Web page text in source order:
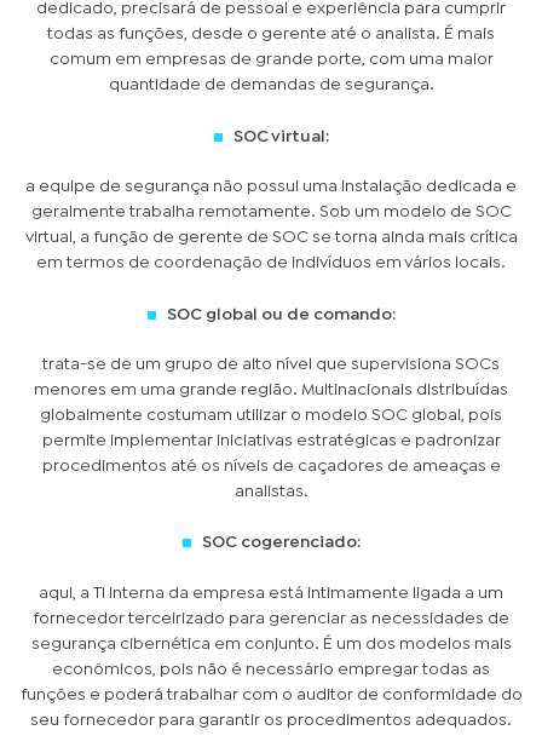
dedicado, precisará de pessoal e experiência para cumprir
todas as funções, desde o gerente até o analista. É mais
comum em empresas de grande porte, com uma maior
quantidade de demandas de segurança.
SOC virtual:
a equipe de segurança não possui uma instalação dedicada e
geralmente trabalha remotamente. Sob um modelo de SOC
virtual, a função de gerente de SOC se torna ainda mais crítica
em termos de coordenação de indivíduos em vários locais.
SOC global ou de comando:
trata-se de um grupo de alto nível que supervisiona SOCs
menores em uma grande região. Multinacionais distribuídas
globalmente costumam utilizar o modelo SOC global, pois
permite implementar iniciativas estratégicas e padronizar
procedimentos até os níveis de caçadores de ameaças e
analistas.
SOC cogerenciado:
aqui, a TI interna da empresa está intimamente ligada a um
fornecedor terceirizado para gerenciar as necessidades de
segurança cibernética em conjunto. É um dos modelos mais
econômicos, pois não é necessário empregar todas as
funções e poderá trabalhar com o auditor de conformidade do
seu fornecedor para garantir os procedimentos adequados.